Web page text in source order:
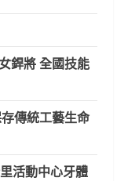
銲將 全國技能
傳統工藝生命
活動中心牙體